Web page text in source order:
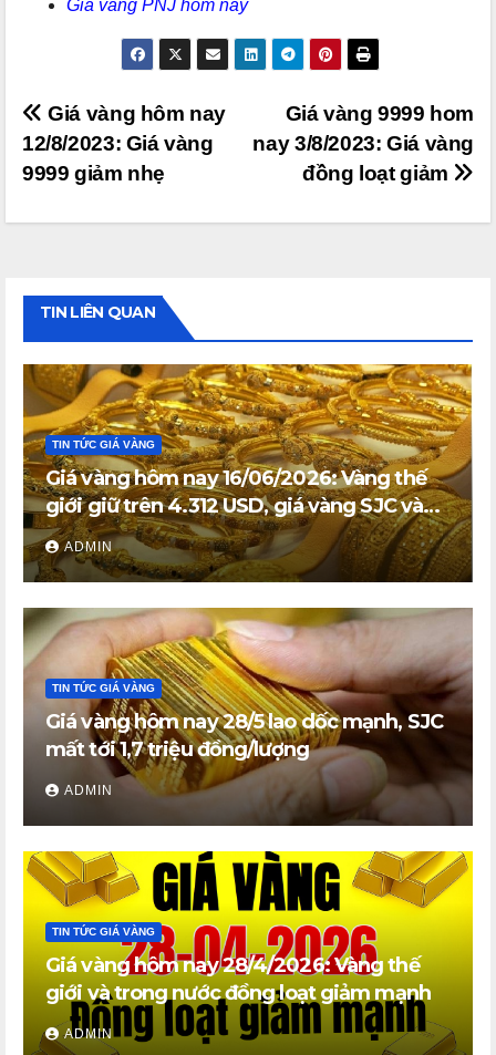
Giá vàng PNJ hôm nay
Điều
hướng
bài
viết
Giá vàng 9999 hom
nay 3/8/2023: Giá vàng
đồng loạt giảm
Giá vàng hôm nay
12/8/2023: Giá vàng
9999 giảm nhẹ
TIN LIÊN QUAN
TIN TỨC GIÁ VÀNG
Giá vàng hôm nay 16/06/2026: Vàng thế
giới giữ trên 4.312 USD, giá vàng SJC và
vàng nhẫn trong nước đi ngang
ADMIN
TIN TỨC GIÁ VÀNG
Giá vàng hôm nay 28/5 lao dốc mạnh, SJC
mất tới 1,7 triệu đồng/lượng
ADMIN
TIN TỨC GIÁ VÀNG
Giá vàng hôm nay 28/4/2026: Vàng thế
giới và trong nước đồng loạt giảm mạnh
ADMIN